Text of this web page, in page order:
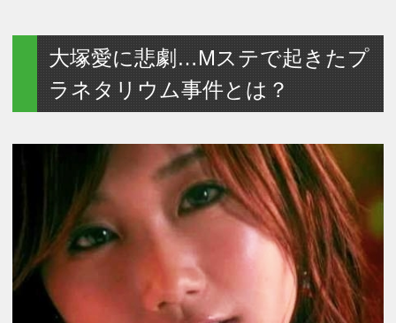
大塚愛に悲劇…Mステで起きたプ
ラネタリウム事件とは？